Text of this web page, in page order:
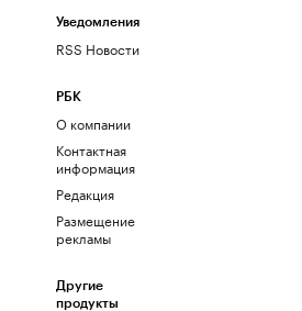
Уведомления
RSS Новости
РБК
О компании
Контактная
информация
Редакция
Размещение
рекламы
Другие
продукты